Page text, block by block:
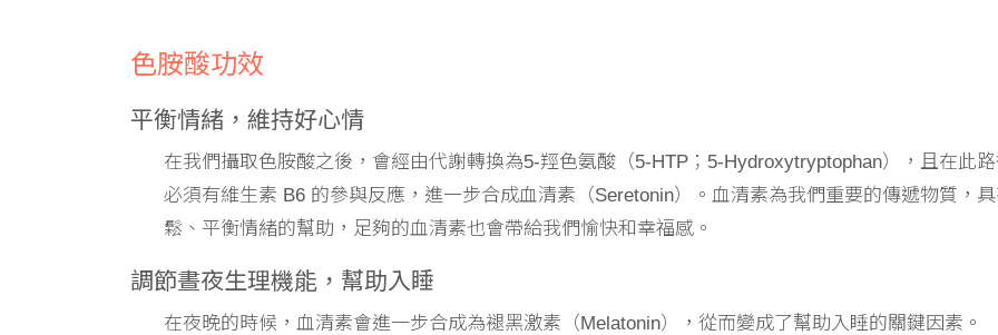
色胺酸功效
平衡情緒，維持好心情
在我們攝取色胺酸之後，會經由代謝轉換為5-羥色氨酸（5-HTP；5-Hydroxytryptophan），且在此
必須有維生素 B6 的參與反應，進一步合成血清素（Seretonin）。血清素為我們重要的傳遞物質，
鬆、平衡情緒的幫助，足夠的血清素也會帶給我們愉快和幸福感。
調節晝夜生理機能，幫助入睡
在夜晚的時候，血清素會進一步合成為褪黑激素（Melatonin），從而變成了幫助入睡的關鍵因素。